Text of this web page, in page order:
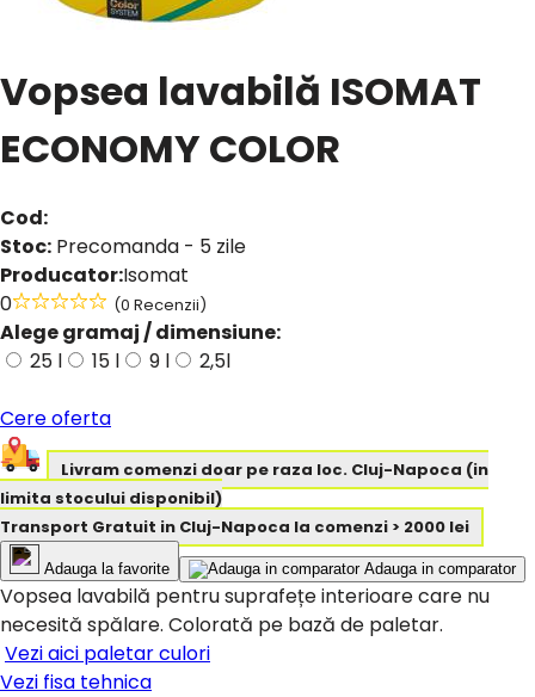
Vopsea lavabilă ISOMAT
ECONOMY COLOR
Cod:
Stoc: Precomanda - 5 zile
Producator:Isomat
0
(0 Recenzii)
Alege gramaj / dimensiune:
25 l
15 l 9 l 2,5l
Cere oferta
Livram comenzi doar pe raza loc. Cluj-Napoca (in
limita stocului disponibil)
Transport Gratuit in Cluj-Napoca la comenzi > 2000 lei
Adauga la favorite Adauga in comparator
Vopsea lavabilă pentru suprafețe interioare care nu
necesită spălare. Colorată pe bază de paletar.
Vezi aici paletar culori
Vezi fisa tehnica